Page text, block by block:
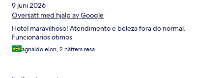
9 juni 2026
Översätt med hjälp av Google
Hotel maravilhoso! Atendimento e beleza fora do normal.
Funcionários otimos
agnaldo elon, 2 nätters resa